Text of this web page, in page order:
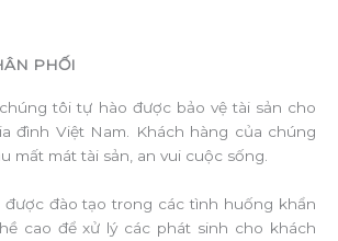
PHỐI
tôi tự hào được bảo vệ tài sản cho
đình Việt Nam. Khách hàng của chúng
mất mát tài sản, an vui cuộc sống.
được đào tạo trong các tình huống khẩn
cao để xử lý các phát sinh cho khách